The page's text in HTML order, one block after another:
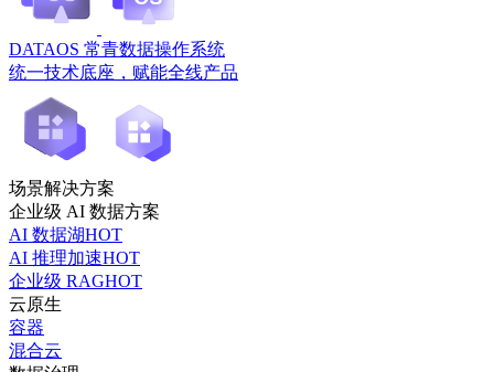
DATAOS 常青数据操作系统
统一技术底座，赋能全线产品
场景解决方案
企业级 AI 数据方案
AI 数据湖HOT
AI 推理加速HOT
企业级 RAGHOT
云原生
容器
混合云